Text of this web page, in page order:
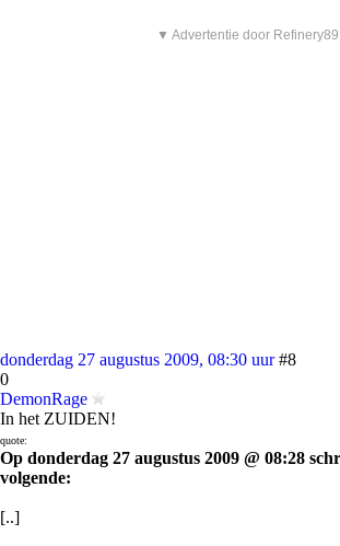
▼ Advertentie door Refinery89
donderdag 27 augustus 2009, 08:30 uur #8
0
DemonRage
In het ZUIDEN!
quote:
Op donderdag 27 augustus 2009 @ 08:28
volgende:
[..]